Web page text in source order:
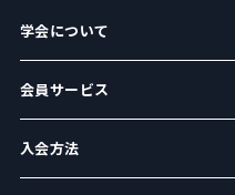
学会について
会員サービス
入会方法